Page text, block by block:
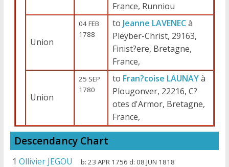
France, Runniou
Union
04 FEB
1788
to Jeanne LAVENECà
Pleyber-Christ, 29163,
Finist?ere, Bretagne,
France,
Union
25 SEP
1780
to Fran?coise LAUNAYà
Plougonver, 22216, C?
otes d'Armor, Bretagne,
France,
Descendancy Chart
1 Ollivier JEGOU b:23 APR 1756 d:08 JUN 1818